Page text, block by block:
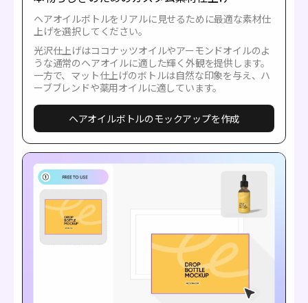
ヘアオイルボトルをリアルに見せるために最適な素材仕
上げを選択してください。
光沢仕上げはココナッツオイルやアーモンドオイルのよ
うな通常のヘアオイルに適した輝く外観を提供します。
一方で、マット仕上げのボトルは自然な印象を与え、ハ
ーブブレンドや薬用オイルに適しています。
ヘアオイルボトルのモックアップを作成